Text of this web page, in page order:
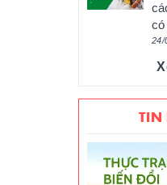
có
24/
TIN